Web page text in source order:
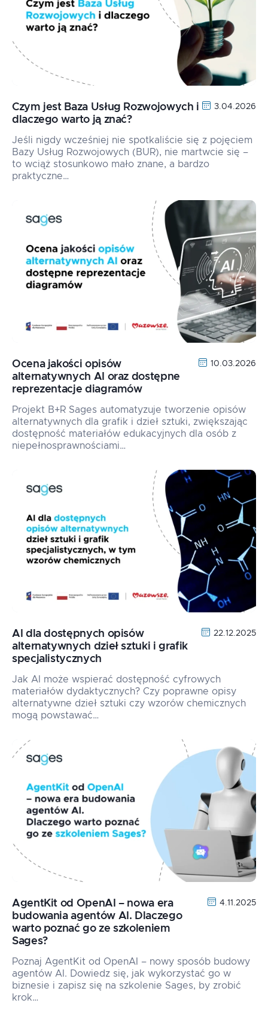
Czym jest Baza Usług Rozwojowych i
dlaczego warto ją znać?
3.04.2026
Jeśli nigdy wcześniej nie spotkaliście się z pojęciem
Bazy Usług Rozwojowych (BUR), nie martwcie się –
to wciąż stosunkowo mało znane, a bardzo
praktyczne…
Ocena jakości opisów
alternatywnych AI oraz dostępne
reprezentacje diagramów
10.03.2026
Projekt B+R Sages automatyzuje tworzenie opisów
alternatywnych dla grafik i dzieł sztuki, zwiększając
dostępność materiałów edukacyjnych dla osób z
niepełnosprawnościami…
AI dla dostępnych opisów
alternatywnych dzieł sztuki i grafik
specjalistycznych
22.12.2025
Jak AI może wspierać dostępność cyfrowych
materiałów dydaktycznych? Czy poprawne opisy
alternatywne dzieł sztuki czy wzorów chemicznych
mogą powstawać…
AgentKit od OpenAI – nowa era
budowania agentów AI. Dlaczego
warto poznać go ze szkoleniem
Sages?
4.11.2025
Poznaj AgentKit od OpenAI – nowy sposób budowy
agentów AI. Dowiedz się, jak wykorzystać go w
biznesie i zapisz się na szkolenie Sages, by zrobić
krok…